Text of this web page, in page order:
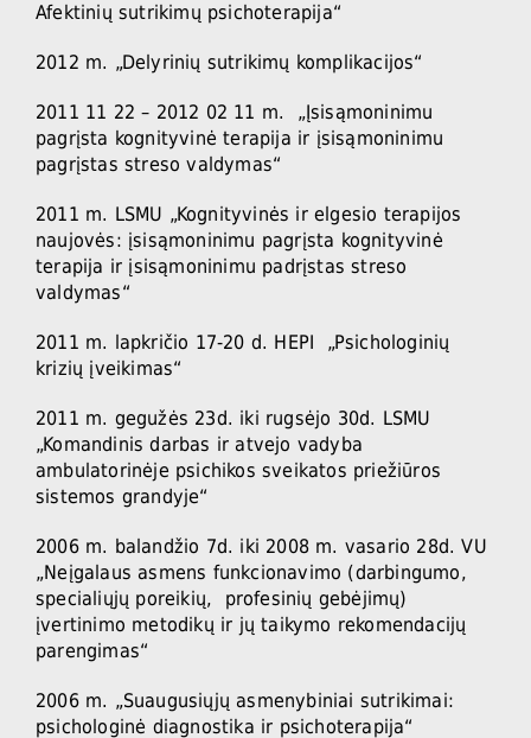
Afektinių sutrikimų psichoterapija“
2012 m. „Delyrinių sutrikimų komplikacijos“
2011 11 22 – 2012 02 11 m. „Įsisąmoninimu
pagrįsta kognityvinė terapija ir įsisąmoninimu
pagrįstas streso valdymas“
2011 m. LSMU „Kognityvinės ir elgesio terapijos
naujovės: įsisąmoninimu pagrįsta kognityvinė
terapija ir įsisąmoninimu padrįstas streso
valdymas“
2011 m. lapkričio 17-20 d. HEPI „Psichologinių
krizių įveikimas“
2011 m. gegužės 23d. iki rugsėjo 30d. LSMU
„Komandinis darbas ir atvejo vadyba
ambulatorinėje psichikos sveikatos priežiūros
sistemos grandyje“
2006 m. balandžio 7d. iki 2008 m. vasario 28d. VU
„Neįgalaus asmens funkcionavimo (darbingumo,
specialiųjų poreikių, profesinių gebėjimų)
įvertinimo metodikų ir jų taikymo rekomendacijų
parengimas“
2006 m. „Suaugusiųjų asmenybiniai sutrikimai:
psichologinė diagnostika ir psichoterapija“